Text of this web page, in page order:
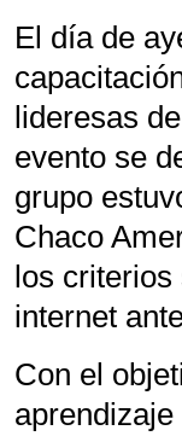
El día de
lideresas
evento se
grupo
Chaco
los
internet
Con el